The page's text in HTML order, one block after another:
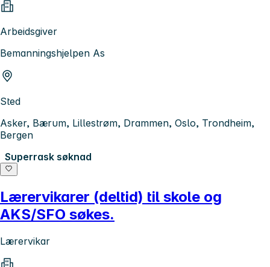
Arbeidsgiver
Bemanningshjelpen As
Sted
Asker, Bærum, Lillestrøm, Drammen, Oslo, Trondheim,
Bergen
Superrask søknad
Lærervikarer (deltid) til skole og
AKS/SFO søkes.
Lærervikar